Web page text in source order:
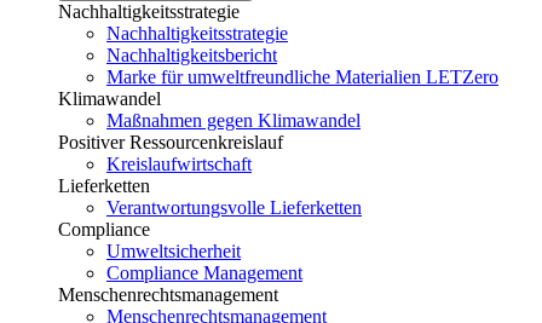
Nachhaltigkeitsstrategie
Nachhaltigkeitsstrategie
Nachhaltigkeitsbericht
Marke für umweltfreundliche Materialien LETZero
Klimawandel
Maßnahmen gegen Klimawandel
Positiver Ressourcenkreislauf
Kreislaufwirtschaft
Lieferketten
Verantwortungsvolle Lieferketten
Compliance
Umweltsicherheit
Compliance Management
Menschenrechtsmanagement
Menschenrechtsmanagement